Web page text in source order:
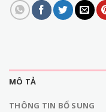
MÔ TẢ
THÔNG TIN BỔ SUNG